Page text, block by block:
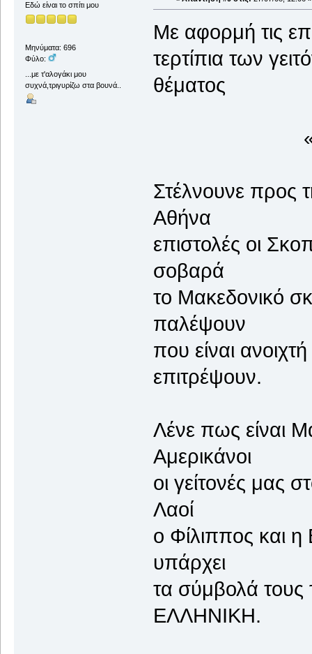
Εδώ είναι το σπίτι μου
Μηνύματα: 696
Φύλο:
...με τ'αλογάκι μου
συχνά,τριγυρίζω στα βουνά..
Με αφορμή τις
τερτίπια των
Στέλνουνε
Αθήνα
επιστολές
σοβαρά
το
παλέψουν
που είναι
επιτρέψουν.
Λένε πως
Αμερικάνοι
οι γείτονές
Λαοί
ο Φίλιππος
υπάρχει
τα σύμβολά
ΕΛΛΗΝΙΚΗ.